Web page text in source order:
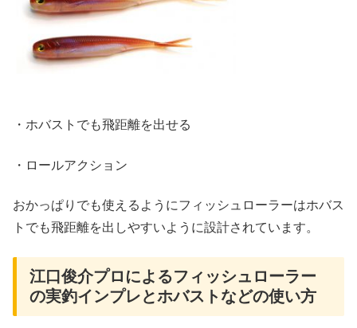
・ホバストでも飛距離を出せる
・ロールアクション
おかっぱりでも使えるようにフィッシュローラーはホバス
トでも飛距離を出しやすいように設計されています。
江口俊介プロによるフィッシュローラー
の実釣インプレとホバストなどの使い方